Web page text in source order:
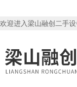
欢迎进入梁山融创二手设